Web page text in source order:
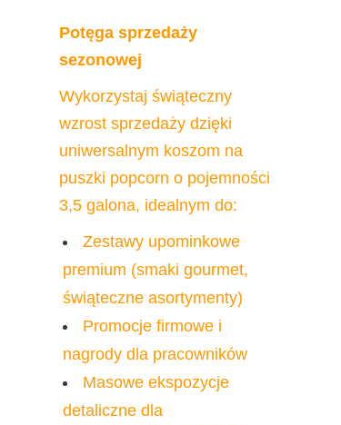
Potęga sprzedaży
sezonowej
Wykorzystaj świąteczny
wzrost sprzedaży dzięki
uniwersalnym koszom na
puszki popcorn o pojemności
3,5 galona, idealnym do:
Zestawy upominkowe
premium (smaki gourmet,
świąteczne asortymenty)
Promocje firmowe i
nagrody dla pracowników
Masowe ekspozycje
detaliczne dla